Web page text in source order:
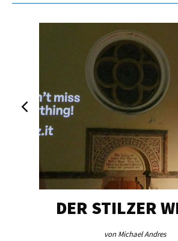
DER STILZER
von Michael Andres